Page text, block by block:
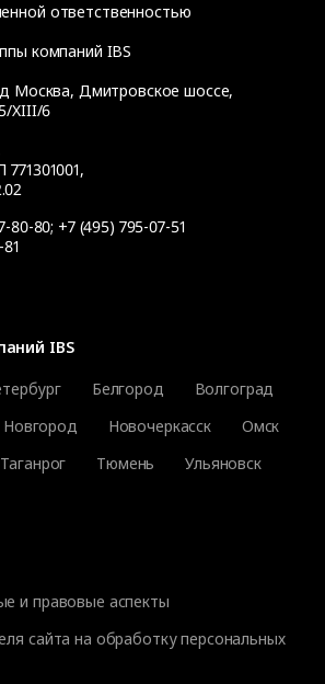
ответственностью
компаний IBS
Москва, Дмитровское шоссе,
XIII/6
80-80; +7 (495) 795-07-51
IBS
Белгород
Волгоград
Новочеркасск
Омск
Таганрог Тюмень
Ульяновск
и правовые аспекты
сайта на обработку персональных